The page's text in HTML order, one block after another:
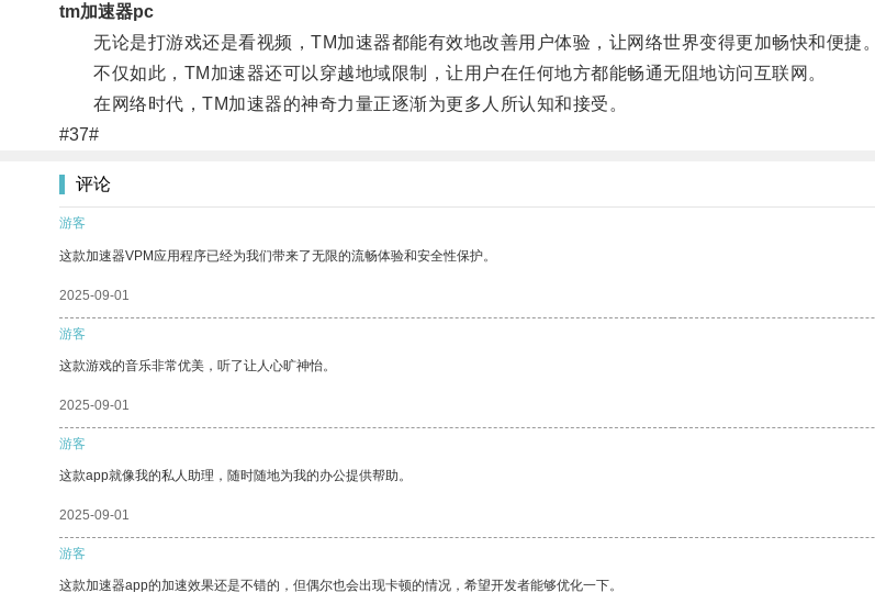
tm加速器pc
无论是打游戏还是看视频，TM加速器都能有效地改善用户体验，让网络世界变得更加畅快和便捷。
不仅如此，TM加速器还可以穿越地域限制，让用户在任何地方都能畅通无阻地访问互联网。
在网络时代，TM加速器的神奇力量正逐渐为更多人所认知和接受。
#37#
评论
游客
这款加速器VPM应用程序已经为我们带来了无限的流畅体验和安全性保护。
2025-09-01
游客
这款游戏的音乐非常优美，听了让人心旷神怡。
2025-09-01
游客
这款app就像我的私人助理，随时随地为我的办公提供帮助。
2025-09-01
游客
这款加速器app的加速效果还是不错的，但偶尔也会出现卡顿的情况，希望开发者能够优化一下。